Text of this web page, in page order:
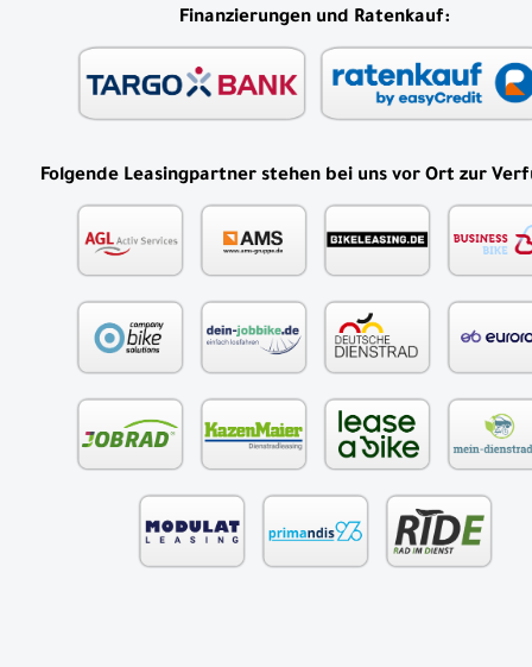
Finanzierungen und Ratenkauf:
Folgende Leasingpartner stehen bei uns vor Ort zur